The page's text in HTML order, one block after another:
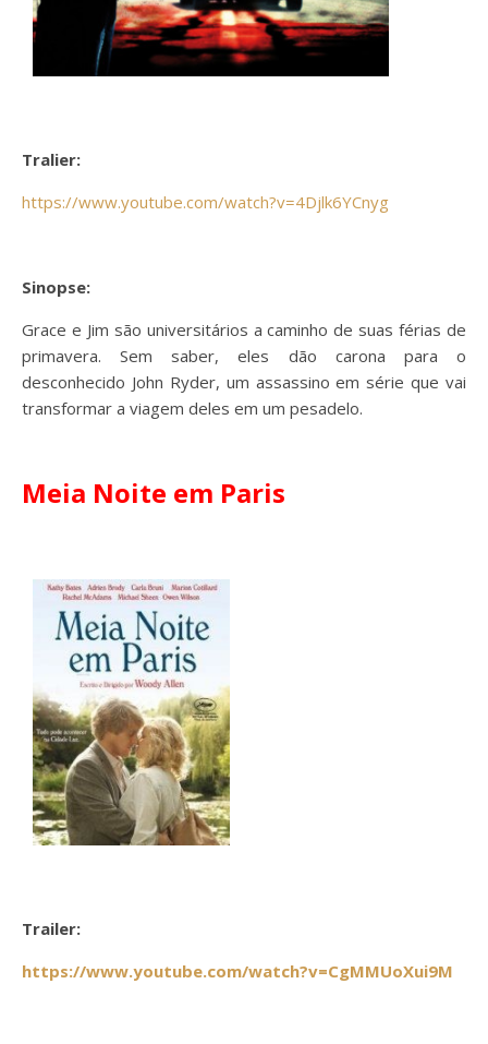
Tralier:
https://www.youtube.com/watch?v=4Djlk6YCnyg
Sinopse:
Grace e Jim são universitários a caminho de suas férias de
primavera. Sem saber, eles dão carona para o
desconhecido John Ryder, um assassino em série que vai
transformar a viagem deles em um pesadelo.
Meia Noite em Paris
Trailer:
https://www.youtube.com/watch?v=CgMMUoXui9M